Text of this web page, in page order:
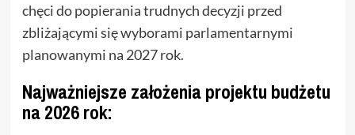
chęci do popierania trudnych decyzji przed
zbliżającymi się wyborami parlamentarnymi
planowanymi na 2027 rok.
Najważniejsze założenia projektu budżetu
na 2026 rok: